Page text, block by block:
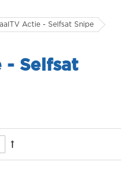
Actie - Selfsat Snipe
- Selfsat